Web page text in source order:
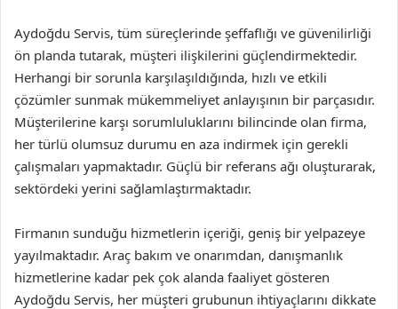
Aydoğdu Servis, tüm süreçlerinde şeffaflığı ve güvenilirliği
ön planda tutarak, müşteri ilişkilerini güçlendirmektedir.
Herhangi bir sorunla karşılaşıldığında, hızlı ve etkili
çözümler sunmak mükemmeliyet anlayışının bir parçasıdır.
Müşterilerine karşı sorumluluklarını bilincinde olan firma,
her türlü olumsuz durumu en aza indirmek için gerekli
çalışmaları yapmaktadır. Güçlü bir referans ağı oluşturarak,
sektördeki yerini sağlamlaştırmaktadır.
Firmanın sunduğu hizmetlerin içeriği, geniş bir yelpazeye
yayılmaktadır. Araç bakım ve onarımdan, danışmanlık
hizmetlerine kadar pek çok alanda faaliyet gösteren
Aydoğdu Servis, her müşteri grubunun ihtiyaçlarını dikkate